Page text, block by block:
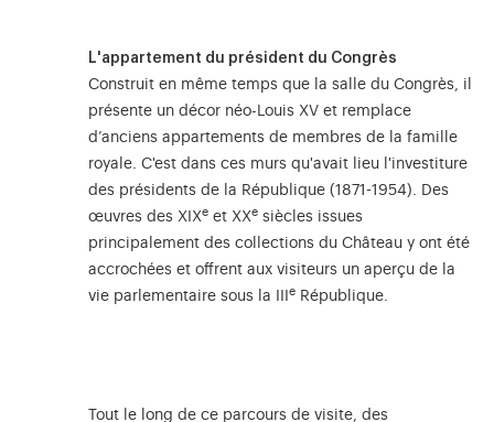
L'appartement du président du Congrès
Construit en même temps que la salle du Congrès, il
présente un décor néo-Louis XV et remplace
d’anciens appartements de membres de la famille
royale. C'est dans ces murs qu'avait lieu l'investiture
des présidents de la République (1871-1954). Des
œuvres des XIXe et XXe siècles issues
principalement des collections du Château y ont été
accrochées et offrent aux visiteurs un aperçu de la
vie parlementaire sous la III
e République.
Tout le long de ce parcours de visite, des